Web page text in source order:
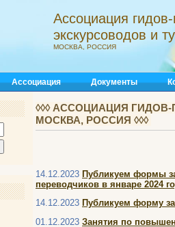
Ассоциация
экскурсоводов и
МОСКВА, РОССИЯ
Ассоциация Документы
◊◊◊ АССОЦИАЦИЯ
МОСКВА, РОССИЯ ◊◊◊
14.12.2023 Публикуем формы
переводчиков в январе 2024
14.12.2023 Публикуем форму
01.12.2023 Занятия по